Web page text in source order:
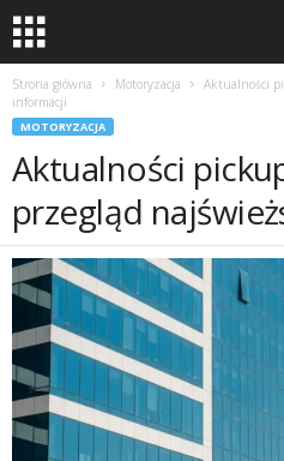
Strona główna Motoryzacja
Aktualności
informacji
MOTORYZACJA
Aktualności
przegląd